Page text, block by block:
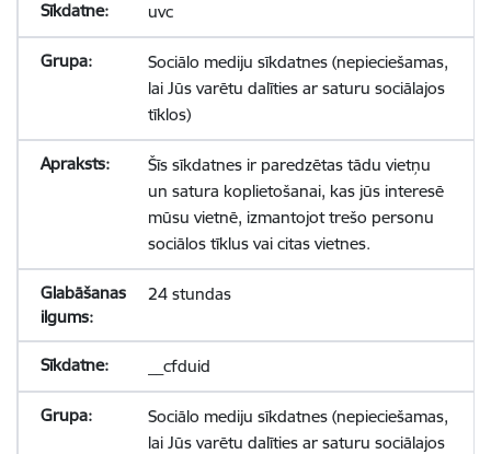
uvc
Sociālo mediju sīkdatnes (nepieciešamas,
lai Jūs varētu dalīties ar saturu sociālajos
tīklos)
Šīs sīkdatnes ir paredzētas tādu vietņu
un satura koplietošanai, kas jūs interesē
mūsu vietnē, izmantojot trešo personu
sociālos tīklus vai citas vietnes.
24 stundas
__cfduid
Sociālo mediju sīkdatnes (nepieciešamas,
lai Jūs varētu dalīties ar saturu sociālajos